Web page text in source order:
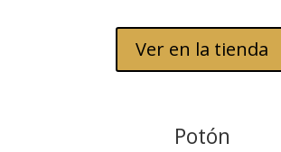
Ver en la tienda
Potón